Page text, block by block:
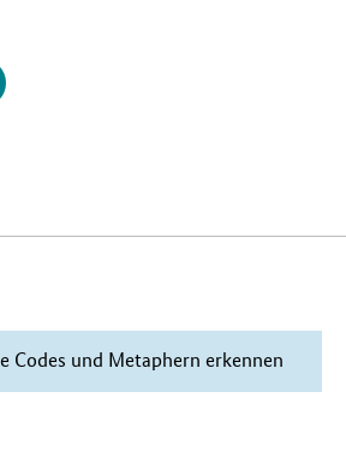
Codes und Metaphern erkennen